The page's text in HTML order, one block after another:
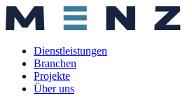
Dienstleistungen
Branchen
Projekte
Über uns